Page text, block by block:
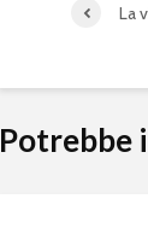
La
Potrebbe